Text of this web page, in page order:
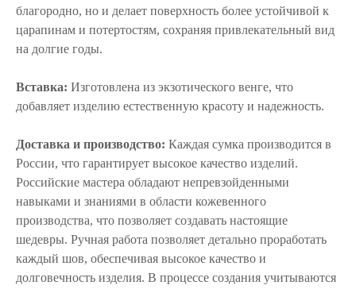
благородно, но и делает поверхность более устойчивой к
царапинам и потертостям, сохраняя привлекательный вид
на долгие годы.
Вставка: Изготовлена из экзотического венге, что
добавляет изделию естественную красоту и надежность.
Доставка и производство: Каждая сумка производится в
России, что гарантирует высокое качество изделий.
Российские мастера обладают непревзойденными
навыками и знаниями в области кожевенного
производства, что позволяет создавать настоящие
шедевры. Ручная работа позволяет детально проработать
каждый шов, обеспечивая высокое качество и
долговечность изделия. В процессе создания учитываются